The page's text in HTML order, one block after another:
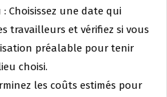
Choisissez une date qui
travailleurs et vérifiez si vous
préalable pour tenir
choisi.
les coûts estimés pour